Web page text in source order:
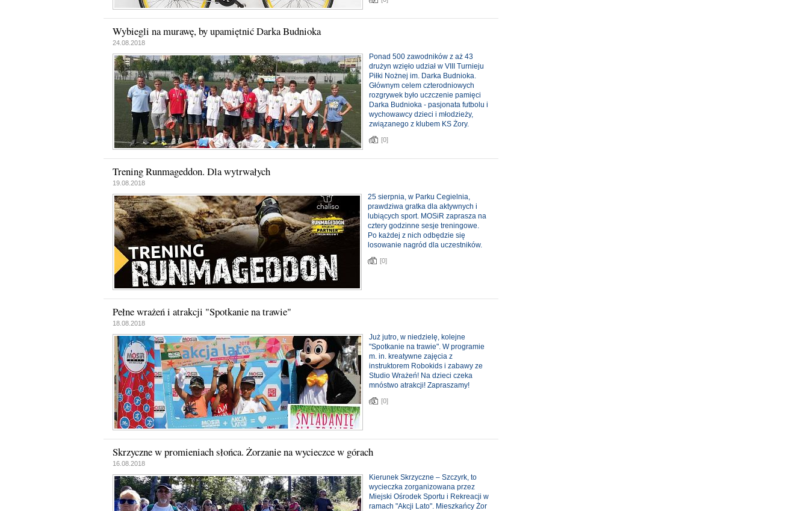
Wybiegli na murawę, by upamiętnić Darka Budnioka
24.08.2018
Ponad 500 zawodników z aż 43
drużyn wzięło udział w VIII Turnieju
Piłki Nożnej im. Darka Budnioka.
Głównym celem czterodniowych
rozgrywek było uczczenie pamięci
Darka Budnioka - pasjonata futbolu i
wychowawcy dzieci i młodzieży,
związanego z klubem KS Żory.
[0]
Trening Runmageddon. Dla wytrwałych
19.08.2018
25 sierpnia, w Parku Cegielnia,
prawdziwa gratka dla aktywnych i
lubiących sport. MOSiR zaprasza na
cztery godzinne sesje treningowe.
Po każdej z nich odbędzie się
losowanie nagród dla uczestników.
[0]
Pełne wrażeń i atrakcji "Spotkanie na trawie"
18.08.2018
Już jutro, w niedzielę, kolejne
"Spotkanie na trawie". W programie
m. in. kreatywne zajęcia z
instruktorem Robokids i zabawy ze
Studio Wrażeń! Na dzieci czeka
mnóstwo atrakcji! Zapraszamy!
[0]
Skrzyczne w promieniach słońca. Żorzanie na wycieczce w górach
16.08.2018
Kierunek Skrzyczne – Szczyrk, to
wycieczka zorganizowana przez
Miejski Ośrodek Sportu i Rekreacji w
ramach "Akcji Lato". Mieszkańcy Żor